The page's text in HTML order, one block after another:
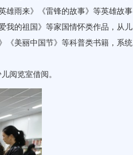
雄雨来》《雷锋的故事》等英雄故事
我的祖国》等家国情怀类作品，从儿
《美丽中国节》等科普类书籍，系统
阅览室借阅。